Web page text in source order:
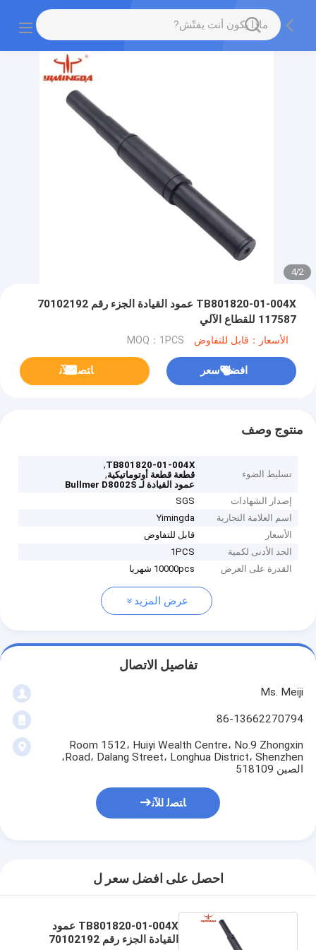
2
/
4
TB801820-01-004X عمود القيادة الجزء رقم 70102192
117587 للقطاع الآلي
الأسعار：قابل للتفاوض MOQ：1PCS
افضل سعر ﺎﺘﺼﻟ ﺍﻶﻧ
منتوج وصف
تسليط الضوء
TB801820-01-004X
,
قطعة قطعة أوتوماتيكية,
عمود القيادة لـ Bullmer D8002S
إصدار الشهادات
SGS
اسم العلامة التجارية
Yimingda
الأسعار
قابل للتفاوض
الحد الأدنى لكمية
1PCS
القدرة على العرض
10000pcs شهريا
عرض المزيد
تفاصيل الاتصال
Ms. Meiji
86-13662270794
Room 1512، Huiyi Wealth Centre، No.9 Zhongxin
Road، Dalang Street، Longhua District، Shenzhen،
الصين 518109
ﺎﺘﺼﻟ ﺍﻶﻧ
احصل على افضل سعر ل
TB801820-01-004X عمود
القيادة الجزء رقم 70102192